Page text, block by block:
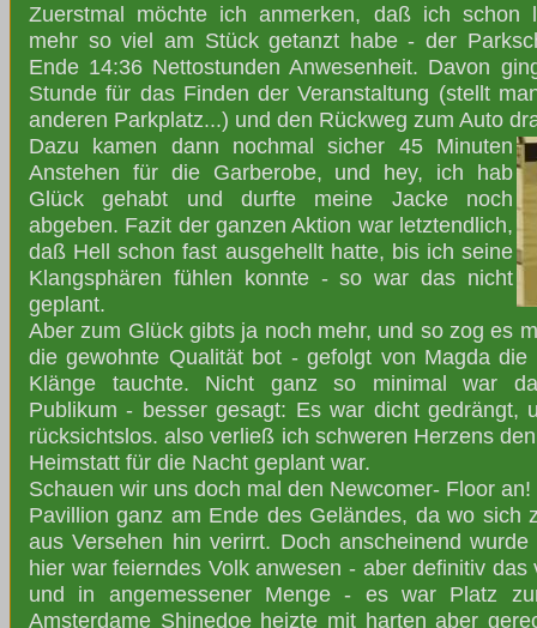
Zuerstmal möchte ich anmerken, daß ich schon
mehr so viel am Stück getanzt habe - der
Ende 14:36 Nettostunden Anwesenheit. Davon
Stunde für das Finden der Veranstaltung (stellt
anderen Parkplatz...) und den Rückweg zum Auto
Dazu kamen dann nochmal sicher 45 Minuten
Anstehen für die Garberobe, und hey, ich hab
Glück gehabt und durfte meine Jacke noch
abgeben. Fazit der ganzen Aktion war letztendlich,
daß Hell schon fast ausgehellt hatte, bis ich seine
Klangsphären fühlen konnte - so war das nicht
geplant.
Aber zum Glück gibts ja noch mehr, und so zog es
die gewohnte Qualität bot - gefolgt von Magda
Klänge tauchte. Nicht ganz so minimal war
Publikum - besser gesagt: Es war dicht gedrängt,
rücksichtslos. also verließ ich schweren Herzens
Heimstatt für die Nacht geplant war.
Schauen wir uns doch mal den Newcomer- Floor
Pavillion ganz am Ende des Geländes, da wo sich
aus Versehen hin verirrt. Doch anscheinend
hier war feierndes Volk anwesen - aber definitiv
und in angemessener Menge - es war Platz
Amsterdame Shinedoe heizte mit harten aber